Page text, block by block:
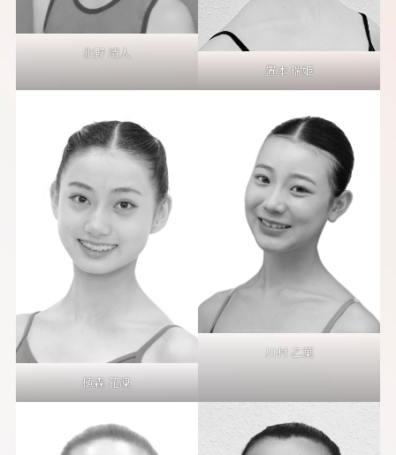
北野 清人
置本 瑞姫
植森 花凜
川村 乙葉